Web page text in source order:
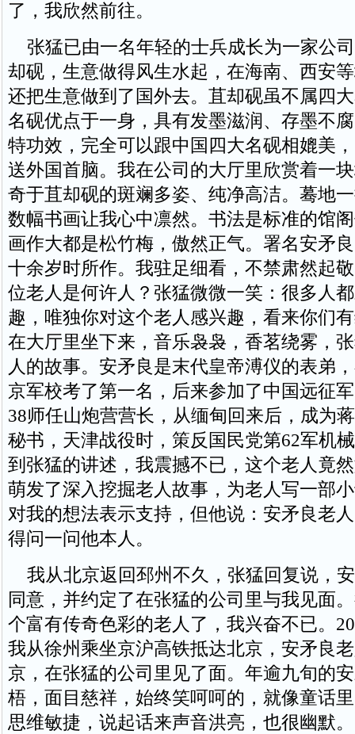
了，我欣然前往。
张猛已由一名年轻的士兵成长为一家公
却砚，生意做得风生水起，在海南、西安
还把生意做到了国外去。苴却砚虽不属四
名砚优点于一身，具有发墨滋润、存墨不
特功效，完全可以跟中国四大名砚相媲美
送外国首脑。我在公司的大厅里欣赏着一
奇于苴却砚的斑斓多姿、纯净高洁。蓦地
数幅书画让我心中凛然。书法是标准的馆
画作大都是松竹梅，傲然正气。署名安矛
十余岁时所作。我驻足细看，不禁肃然起
位老人是何许人？张猛微微一笑：很多人
趣，唯独你对这个老人感兴趣，看来你们
在大厅里坐下来，音乐袅袅，香茗绕雾，
人的故事。安矛良是末代皇帝溥仪的表弟
京军校考了第一名，后来参加了中国远征
38师任山炮营营长，从缅甸回来后，成为
秘书，天津战役时，策反国民党第62军机
到张猛的讲述，我震撼不已，这个老人竟
萌发了深入挖掘老人故事，为老人写一部
对我的想法表示支持，但他说：安矛良老
得问一问他本人。
我从北京返回邳州不久，张猛回复说，
同意，并约定了在张猛的公司里与我见面
个富有传奇色彩的老人了，我兴奋不已。
我从徐州乘坐京沪高铁抵达北京，安矛良
京，在张猛的公司里见了面。年逾九旬的
梧，面目慈祥，始终笑呵呵的，就像童话
思维敏捷，说起话来声音洪亮，也很幽默